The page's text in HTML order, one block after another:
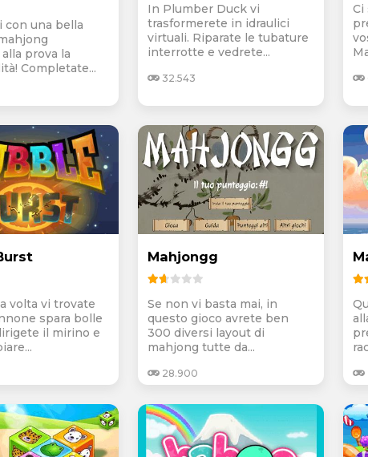
con una bella
prova la
Completate...
In Plumber Duck vi
trasformerete in idraulici
virtuali. Riparate le tubature
interrotte e vedrete...
32.543
Ci
volta vi trovate
spara bolle
il mirino e
Mahjongg
Se non vi basta mai, in
questo gioco avrete ben
300 diversi layout di
mahjong tutte da...
28.900